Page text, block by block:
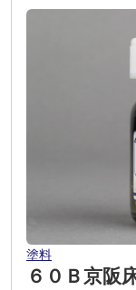
塗料
６０Ｂ京阪